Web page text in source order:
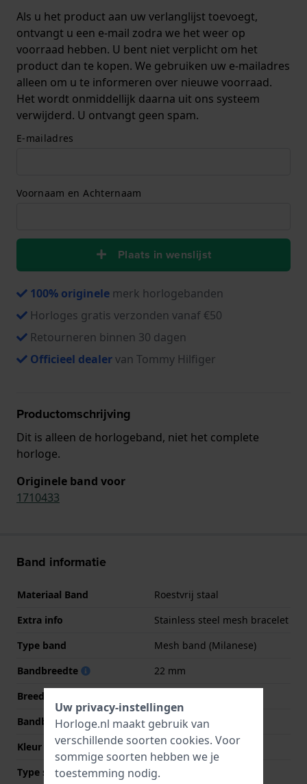
Als u het product aan uw verlanglijst toevoegt,
ontvangt u een e-mail zodra we het weer op
voorraad hebben. U bent niet verplicht om het
product dan te kopen. We gebruiken uw e-mailadres
alleen om u te informeren over nieuwe voorraad.
Het wordt onmiddellijk daarna uit ons systeem
verwijderd. U ontvangt geen spam.
E-mailadres
Voornaam en Achternaam
Plaats in wenslijst
100% originele merk horlogebanden
Horloges gratis verzonden vanaf €50
Retourneren binnen 30 dagen
Officieel dealervan Tommy Hilfiger
Productomschrijving
Dit is alleen de horlogeband, niet het complete
horloge.
Originele band voor
1710433
Band informatie
Materiaal Band
Roestvrij staal
Extra info
Stainless steel mesh bracelet
Type band
Mesh band (Milanese)
Bandbreedte
22 mm
Breedte bandaanzet
Bandbreedte bij sluiting
20 mm
Kleur Band
Zilver
Type sluiting
Milanese sluiting
Uw privacy-instellingen
Horloge.nl maakt gebruik van
verschillende soorten cookies. Voor
sommige soorten hebben we je
toestemming nodig.